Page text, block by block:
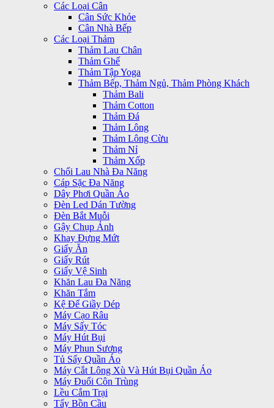
Các Loại Cân
Cân Sức Khỏe
Cân Nhà Bếp
Các Loại Thảm
Thảm Lau Chân
Thảm Ghế
Thảm Tập Yoga
Thảm Bếp, Thảm Ngủ, Thảm Phòng Khách
Thảm Bali
Thảm Cotton
Thảm Đá
Thảm Lông
Thảm Lông Cừu
Thảm Nỉ
Thảm Xốp
Chổi Lau Nhà Đa Năng
Cáp Sặc Đa Năng
Dây Phơi Quần Áo
Đèn Led Dán Tường
Đèn Bắt Muỗi
Gậy Chụp Ảnh
Khay Đựng Mứt
Giấy Ăn
Giấy Rút
Giấy Vệ Sinh
Khăn Lau Đa Năng
Khăn Tắm
Kệ Để Giầy Dép
Máy Cạo Râu
Máy Sấy Tóc
Máy Hút Bụi
Máy Phun Sương
Tủ Sấy Quần Áo
Máy Cắt Lông Xù Và Hút Bụi Quần Áo
Máy Đuổi Côn Trùng
Lều Cắm Trại
Tẩy Bồn Cầu